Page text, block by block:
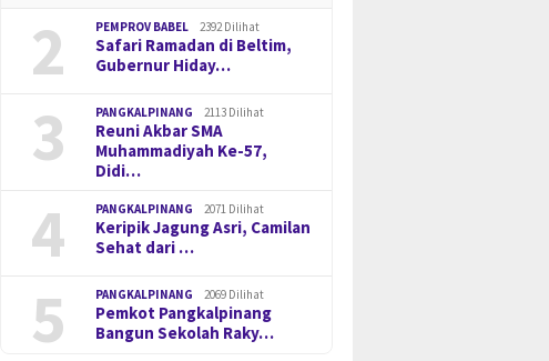
2 PEMPROV BABEL 2392 Dilihat
Safari Ramadan di Beltim,
Gubernur Hiday…
3 PANGKALPINANG 2113 Dilihat
Reuni Akbar SMA
Muhammadiyah Ke-57,
Didi…
4 PANGKALPINANG 2071 Dilihat
Keripik Jagung Asri, Camilan
Sehat dari …
5 PANGKALPINANG 2069 Dilihat
Pemkot Pangkalpinang
Bangun Sekolah Raky…